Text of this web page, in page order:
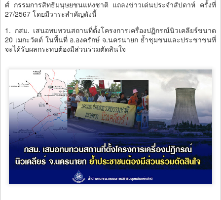
ศ์ กรรมการสิทธิมนุษยชนแห่งชาติ แถลงข่าวเด่นประจำสัปดาห์ ครั้งที่
27/2567 โดยมีวาระสำคัญดังนี้
1. กสม. เสนอทบทวนสถานที่ตั้งโครงการเครื่องปฏิกรณ์นิวเคลียร์ขนาด
20 เมกะวัตต์ ในพื้นที่ อ.องครักษ์ จ.นครนายก ย้ำชุมชนและประชาชนที่
จะได้รับผลกระทบต้องมีส่วนร่วมตัดสินใจ